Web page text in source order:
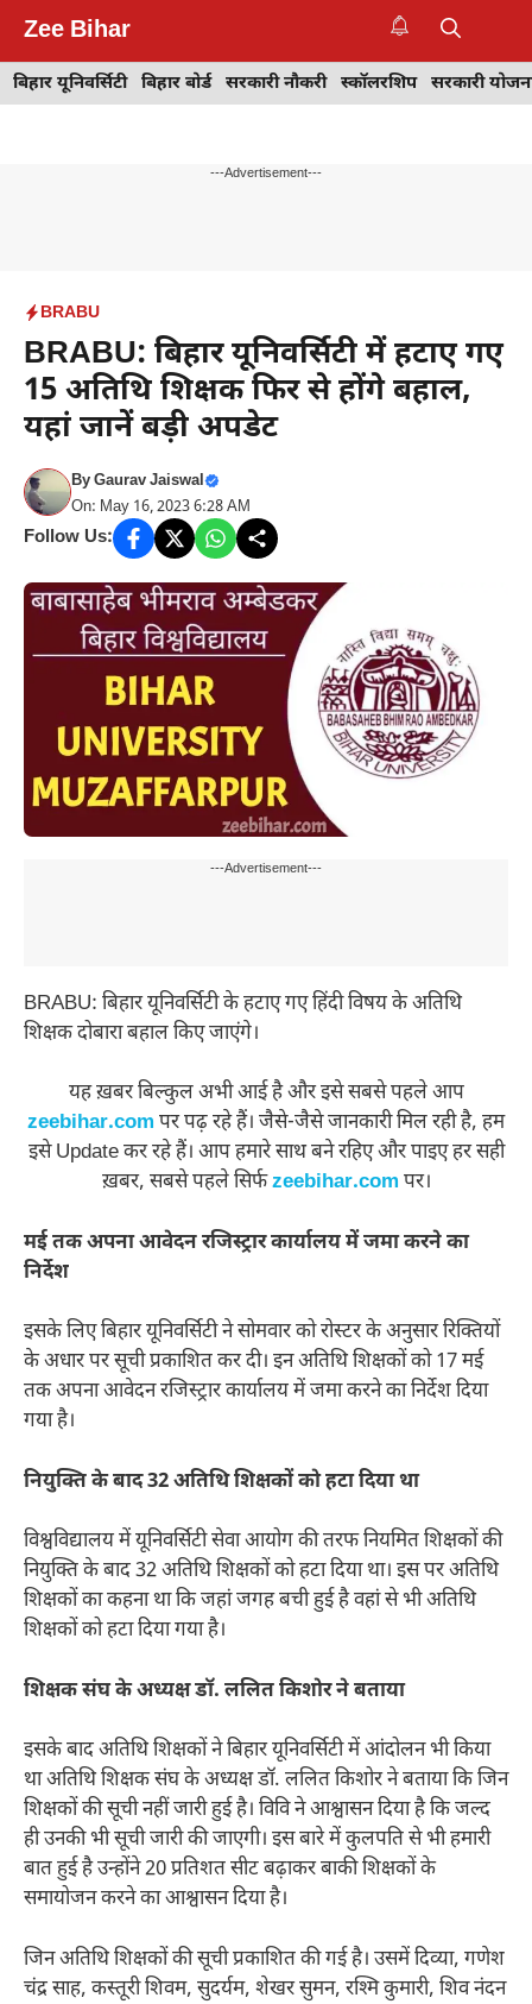
content
Zee Bihar
बिहार यूनिवर्सिटी बिहार बोर्ड सरकारी नौकरी स्कॉलरशिप सरकारी
---Advertisement---
BRABU
BRABU: बिहार यूनिवर्सिटी में हटाए गए
15 अतिथि शिक्षक फिर से होंगे बहाल,
यहां जानें बड़ी अपडेट
ByGaurav Jaiswal
On: May 16, 2023 6:28 AM
Follow Us:
---Advertisement---
BRABU: बिहार यूनिवर्सिटी के हटाए गए हिंदी विषय के अतिथि
शिक्षक दोबारा बहाल किए जाएंगे।
यह ख़बर बिल्कुल अभी आई है और इसे सबसे पहले आप
zeebihar.com पर पढ़ रहे हैं। जैसे-जैसे जानकारी मिल रही है, हम
इसे Update कर रहे हैं। आप हमारे साथ बने रहिए और पाइए हर सही
ख़बर, सबसे पहले सिर्फzeebihar.com पर।
मई तक अपना आवेदन रजिस्ट्रार कार्यालय में जमा करने का
निर्देश
इसके लिए बिहार यूनिवर्सिटी ने सोमवार को रोस्टर के अनुसार रिक्तियों
के अधार पर सूची प्रकाशित कर दी। इन अतिथि शिक्षकों को 17 मई
तक अपना आवेदन रजिस्ट्रार कार्यालय में जमा करने का निर्देश दिया
गया है।
नियुक्ति के बाद 32 अतिथि शिक्षकों को हटा दिया था
विश्वविद्यालय में यूनिवर्सिटी सेवा आयोग की तरफ नियमित शिक्षकों की
नियुक्ति के बाद 32 अतिथि शिक्षकों को हटा दिया था। इस पर अतिथि
शिक्षकों का कहना था कि जहां जगह बची हुई है वहां से भी अतिथि
शिक्षकों को हटा दिया गया है।
शिक्षक संघ के अध्यक्ष डॉ. ललित किशोर ने बताया
इसके बाद अतिथि शिक्षकों ने बिहार यूनिवर्सिटी में आंदोलन भी किया
था अतिथि शिक्षक संघ के अध्यक्ष डॉ. ललित किशोर ने बताया कि जिन
शिक्षकों की सूची नहीं जारी हुई है। विवि ने आश्वासन दिया है कि जल्द
ही उनकी भी सूची जारी की जाएगी। इस बारे में कुलपति से भी हमारी
बात हुई है उन्होंने 20 प्रतिशत सीट बढ़ाकर बाकी शिक्षकों के
समायोजन करने का आश्वासन दिया है।
जिन अतिथि शिक्षकों की सूची प्रकाशित की गई है। उसमें दिव्या, गणेश
चंद्र साह, कस्तूरी शिवम, सुदर्यम, शेखर सुमन, रश्मि कुमारी, शिव नंदन